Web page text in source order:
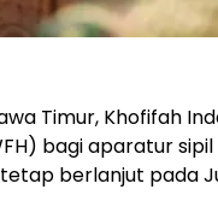
Timur, Khofifah
bagi aparatur sipil
berlanjut pada